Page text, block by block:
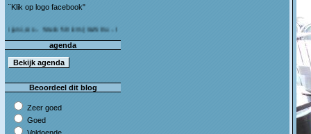
¨Klik op logo facebook"
Stein 50 km (I&S 9u - 10u30) Café Bij die van ons As
agenda
Beoordeel dit blog
Zeer goed
Goed